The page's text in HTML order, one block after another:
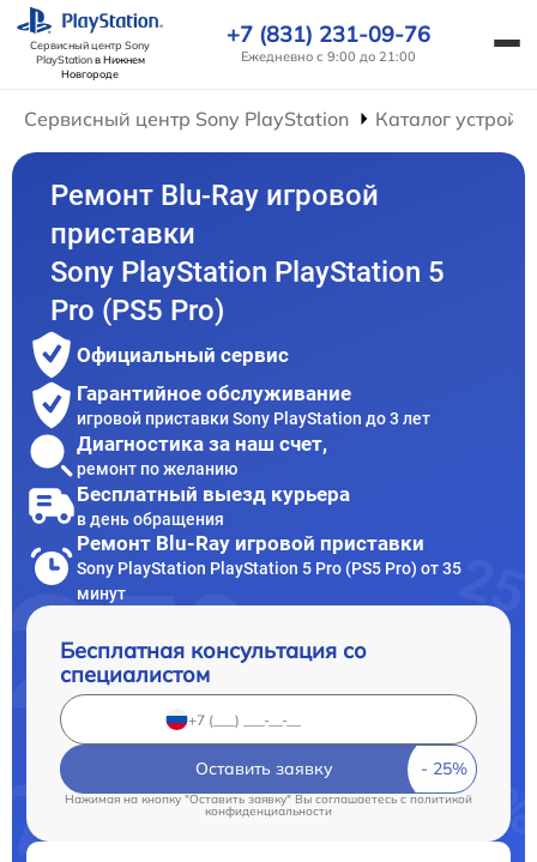
Сервисный центр Sony
PlayStationв Нижнем
Новгороде
+7 (831) 231-09-76
Ежедневно с 9:00 до 21:00
Сервисный центр Sony PlayStation Каталог
Ремонт Blu-Ray игровой
приставки
Sony PlayStation PlayStation 5
Pro (PS5 Pro)
Официальный сервис
Гарантийное обслуживание
игровой приставки Sony PlayStation до 3 лет
Диагностика за наш счет,
ремонт по желанию
Бесплатный выезд курьера
в день обращения
Ремонт Blu-Ray игровой приставки
Sony PlayStation PlayStation 5 Pro (PS5 Pro) от 35
минут
Бесплатная консультация со
специалистом
Оставить заявку
Нажимая на кнопку "Оставить заявку" Вы соглашаетесь cполитикой
конфиденциальности